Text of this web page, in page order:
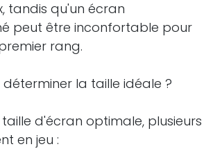
tandis qu'un écran
peut être inconfortable pour
rang.
la taille idéale ?
d'écran optimale, plusieurs
en jeu :